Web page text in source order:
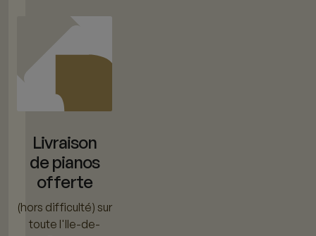
Livraison
de pianos
offerte
(hors difficulté) sur
toute l'Ile-de-